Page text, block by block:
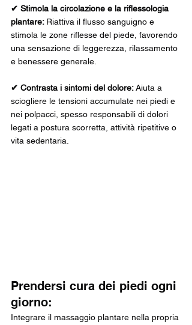
✔ Stimola la circolazione e la riflessologia
plantare: Riattiva il flusso sanguigno e
stimola le zone riflesse del piede, favorendo
una sensazione di leggerezza, rilassamento
e benessere generale.
✔ Contrasta i sintomi del dolore: Aiuta a
sciogliere le tensioni accumulate nei piedi e
nei polpacci, spesso responsabili di dolori
legati a postura scorretta, attività ripetitive o
vita sedentaria.
Prendersi cura dei piedi ogni
giorno:
Integrare il massaggio plantare nella propria